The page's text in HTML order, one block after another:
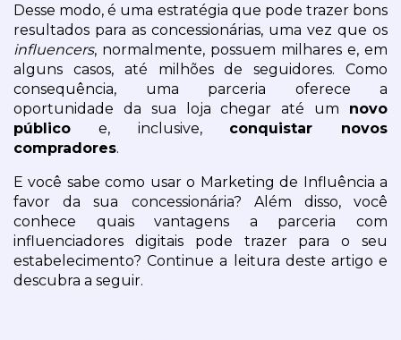
Desse modo, é uma estratégia que pode trazer bons
influencers, normalmente, possuem milhares e, em
alguns casos, até milhões de seguidores. Como
consequência, uma parceria oferece a
oportunidade da sua loja chegar até um novo
público e, inclusive, conquistar novos
compradores.
E você sabe como usar o Marketing de Influência a
favor da sua concessionária? Além disso, você
conhece quais vantagens a parceria com
influenciadores digitais pode trazer para o seu
estabelecimento? Continue a leitura deste artigo e
descubra a seguir.